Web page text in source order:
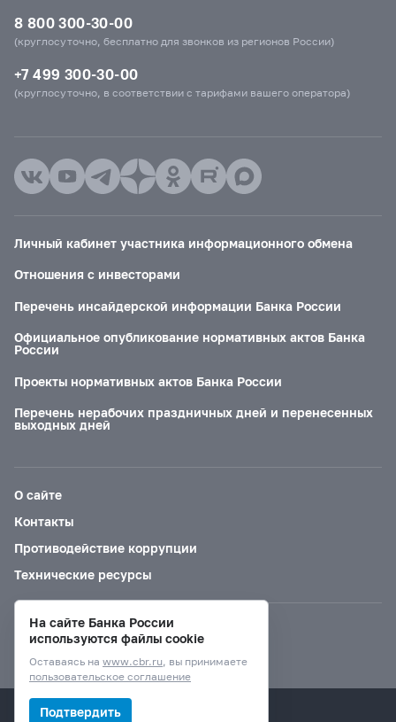
8 800 300-30-00
(круглосуточно, бесплатно для звонков из регионов России)
+7 499 300-30-00
(круглосуточно, в соответствии с тарифами вашего оператора)
Личный кабинет участника информационного обмена
Отношения с инвесторами
Перечень инсайдерской информации Банка России
Официальное опубликование нормативных актов Банка
России
Проекты нормативных актов Банка России
Перечень нерабочих праздничных дней и перенесенных
выходных дней
О сайте
Контакты
Противодействие коррупции
Технические ресурсы
Версия для слабовидящих
© Банк России, 2000–2026.
На сайте Банка России
используются файлы cookie
Оставаясь на www.cbr.ru, вы принимаете
пользовательское соглашение
Подтвердить